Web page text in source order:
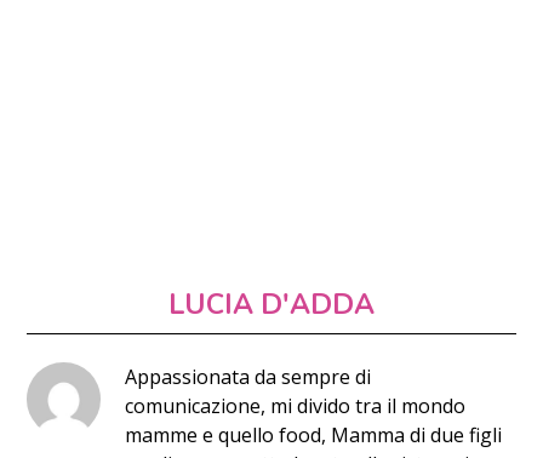
LUCIA D'ADDA
Appassionata da sempre di
comunicazione, mi divido tra il mondo
mamme e quello food, Mamma di due figli